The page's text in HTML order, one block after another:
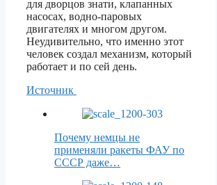
для дворцов знати, клапанных
насосах, водно-паровых
двигателях и многом другом.
Неудивительно, что именно этот
человек создал механизм, который
работает и по сей день.
Источник
Почему немцы не
применяли ракеты ФАУ по
СССР даже…